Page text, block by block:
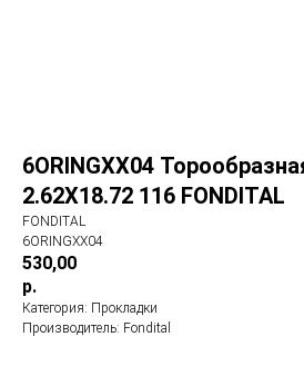
6ORINGXX04
2.62X18.72 116 FONDITAL
FONDITAL
6ORINGXX04
530,00
р.
Категория: Прокладки
Производитель: Fondital